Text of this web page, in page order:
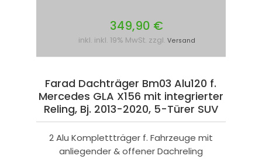
349,90 €
inkl. inkl. 19% MwSt. zzgl. Versand
Farad Dachträger Bm03 Alu120 f.
Mercedes GLA X156 mit integrierter
Reling, Bj. 2013-2020, 5-Türer SUV
2 Alu Komplettträger f. Fahrzeuge mit
anliegender & offener Dachreling